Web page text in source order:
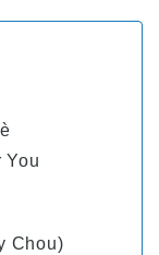
You
Chou)